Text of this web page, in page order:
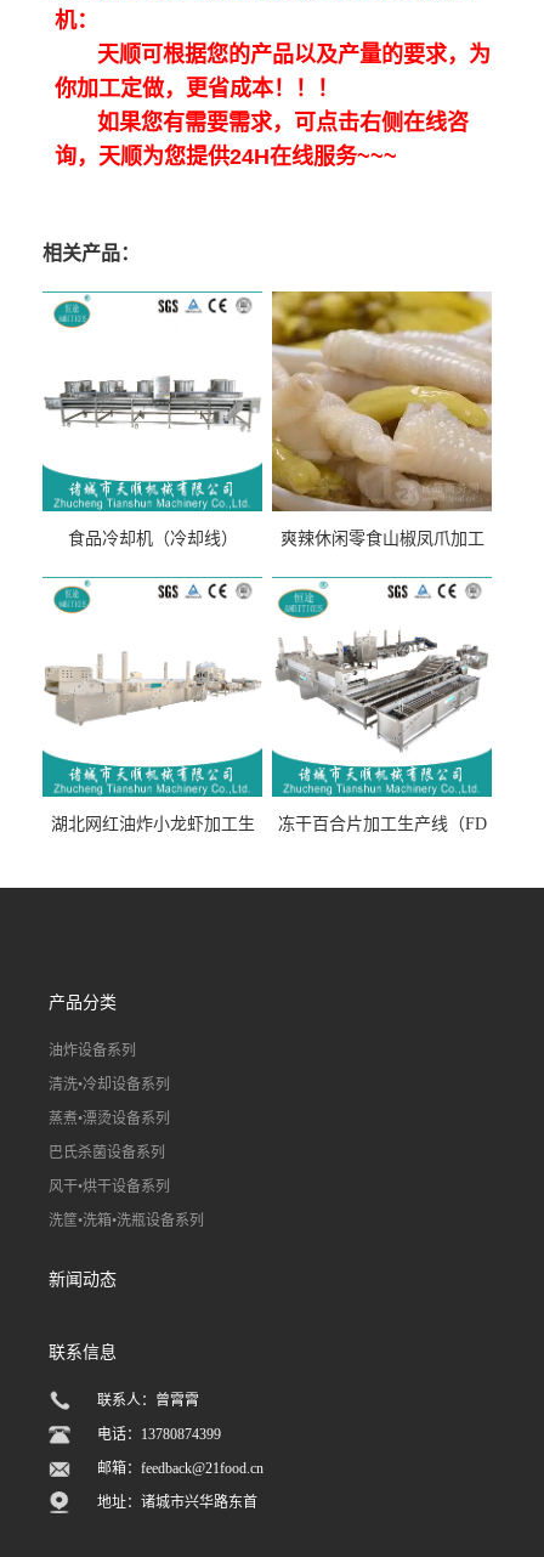
机：
天顺可根据您的产品以及产量的要求，为
你加工定做，更省成本！！！
如果您有需要需求，可点击右侧在线咨
询，天顺为您提供24H在线服务~~~
相关产品：
食品冷却机（冷却线）
爽辣休闲零食山椒凤爪加工
流水线）
湖北网红油炸小龙虾加工生
线）
冻干百合片加工生产线（FD
线）
产品分类
油炸设备系列
清洗•冷却设备系列
蒸煮•漂烫设备系列
巴氏杀菌设备系列
风干•烘干设备系列
洗筐•洗箱•洗瓶设备系列
新闻动态
联系信息
联系人：曾霄霄
电话：13780874399
邮箱：feedback@21food.cn
地址：诸城市兴华路东首